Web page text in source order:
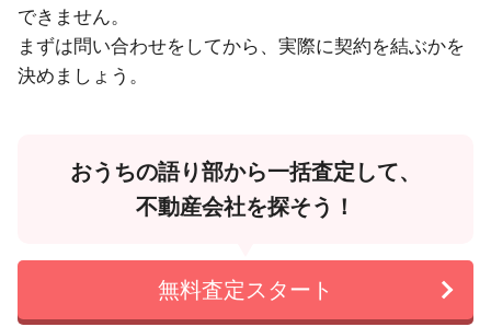
できません。
まずは問い合わせをしてから、実際に契約を結ぶかを
決めましょう。
おうちの語り部から一括査定して、
不動産会社を探そう！
無料査定スタート